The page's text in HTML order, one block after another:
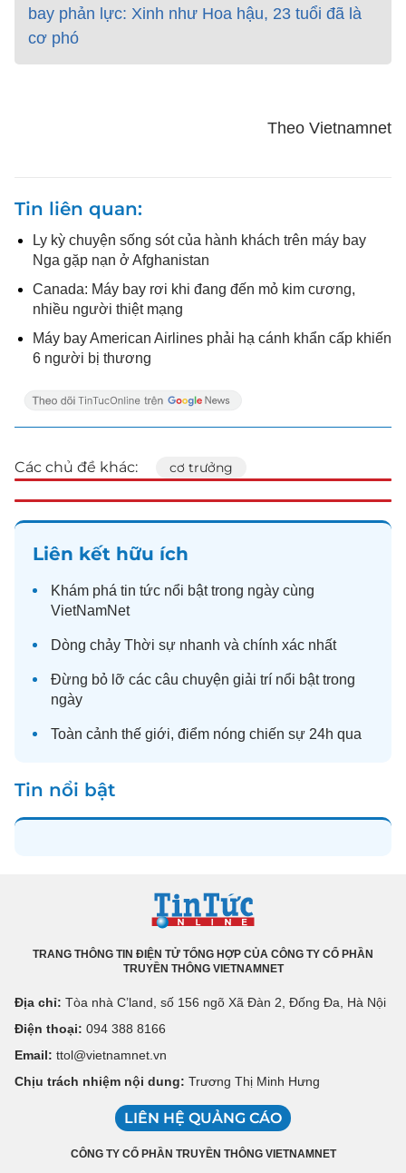
bay phản lực: Xinh như Hoa hậu, 23 tuổi đã là
cơ phó
Theo Vietnamnet
Tin liên quan
Ly kỳ chuyện sống sót của hành khách trên máy bay
Nga gặp nạn ở Afghanistan
Canada: Máy bay rơi khi đang đến mỏ kim cương,
nhiều người thiệt mạng
Máy bay American Airlines phải hạ cánh khẩn cấp khiến
6 người bị thương
Các chủ đề khác: cơ trưởng
Liên kết hữu ích
Khám phá tin tức nổi bật trong ngày cùng
VietNamNet
Dòng chảy Thời sự nhanh và chính xác nhất
Đừng bỏ lỡ các câu chuyện giải trí nổi bật trong
ngày
Toàn cảnh thế giới, điểm nóng chiến sự 24h qua
Tin nổi bật
TRANG THÔNG TIN ĐIỆN TỬ TỔNG HỢP CỦA CÔNG TY CỔ PHẦN
TRUYỀN THÔNG VIETNAMNET
Địa chỉ: Tòa nhà C’land, số 156 ngõ Xã Đàn 2, Đống Đa, Hà Nội
Điện thoại: 094 388 8166
Email: ttol@vietnamnet.vn
Chịu trách nhiệm nội dung: Trương Thị Minh Hưng
LIÊN HỆ QUẢNG CÁO
CÔNG TY CỔ PHẦN TRUYỀN THÔNG VIETNAMNET